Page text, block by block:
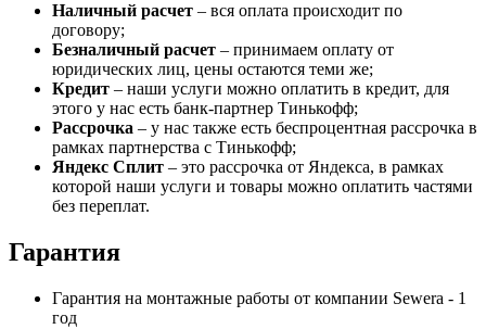
Наличный расчет – вся оплата происходит по
договору;
Безналичный расчет – принимаем оплату от
юридических лиц, цены остаются теми же;
Кредит – наши услуги можно оплатить в кредит, для
этого у нас есть банк-партнер Тинькофф;
Рассрочка – у нас также есть беспроцентная рассрочка в
рамках партнерства с Тинькофф;
Яндекс Сплит – это рассрочка от Яндекса, в рамках
которой наши услуги и товары можно оплатить частями
без переплат.
Гарантия
Гарантия на монтажные работы от компании Sewera - 1
год